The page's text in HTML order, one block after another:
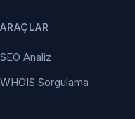
ARAÇLAR
SEO Analiz
WHOIS Sorgulama